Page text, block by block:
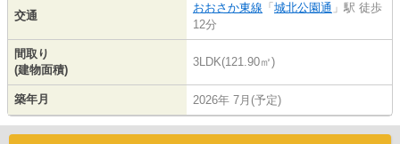
交通
おおさか東線 「 城北公園通 」駅 徒歩
12分
間取り
(建物面積)
3LDK(121.90㎡)
築年月 2026年 7月(予定)